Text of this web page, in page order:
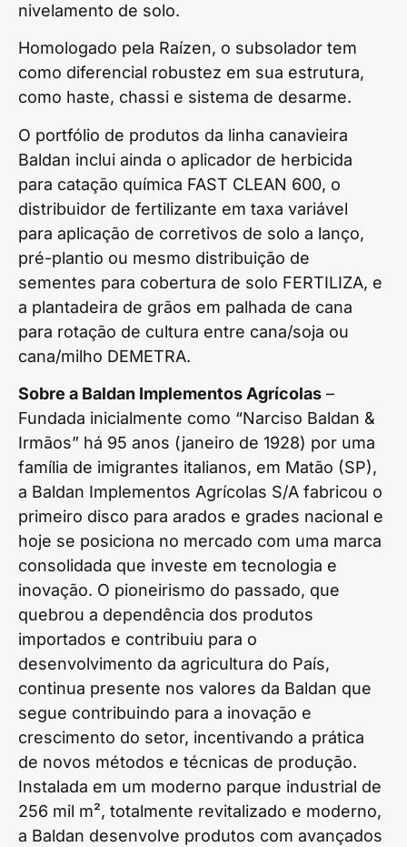
nivelamento de solo.
Homologado pela Raízen, o subsolador tem
como diferencial robustez em sua estrutura,
como haste, chassi e sistema de desarme.
O portfólio de produtos da linha canavieira
Baldan inclui ainda o aplicador de herbicida
para catação química FAST CLEAN 600, o
distribuidor de fertilizante em taxa variável
para aplicação de corretivos de solo a lanço,
pré-plantio ou mesmo distribuição de
sementes para cobertura de solo FERTILIZA, e
a plantadeira de grãos em palhada de cana
para rotação de cultura entre cana/soja ou
cana/milho DEMETRA.
Sobre a Baldan Implementos Agrícolas –
Fundada inicialmente como “Narciso Baldan &
Irmãos” há 95 anos (janeiro de 1928) por uma
família de imigrantes italianos, em Matão (SP),
a Baldan Implementos Agrícolas S/A fabricou o
primeiro disco para arados e grades nacional e
hoje se posiciona no mercado com uma marca
consolidada que investe em tecnologia e
inovação. O pioneirismo do passado, que
quebrou a dependência dos produtos
importados e contribuiu para o
desenvolvimento da agricultura do País,
continua presente nos valores da Baldan que
segue contribuindo para a inovação e
crescimento do setor, incentivando a prática
de novos métodos e técnicas de produção.
Instalada em um moderno parque industrial de
256 mil m², totalmente revitalizado e moderno,
a Baldan desenvolve produtos com avançados